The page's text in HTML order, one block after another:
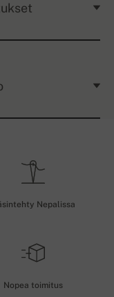
Nepalissa
Nopea toimitus